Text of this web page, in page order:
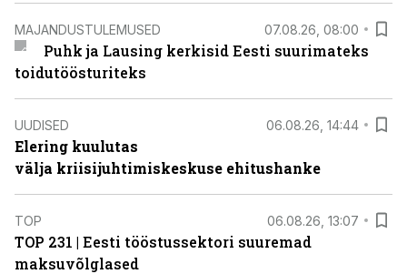
MAJANDUSTULEMUSED 07.08.26, 08:00
Puhk ja Lausing kerkisid Eesti suurimateks
toidutöösturiteks
UUDISED 06.08.26, 14:44
Elering kuulutas
välja kriisijuhtimiskeskuse ehitushanke
TOP 06.08.26, 13:07
TOP 231 | Eesti tööstussektori suuremad
maksuvõlglased